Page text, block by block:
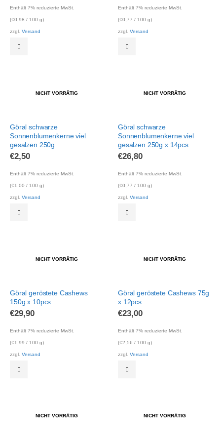
Enthält 7% reduzierte MwSt.
(€0,98 / 100 g)
zzgl. Versand
Enthält 7% reduzierte MwSt.
(€0,77 / 100 g)
zzgl. Versand
NICHT VORRÄTIG
Göral schwarze
Sonnenblumenkerne viel
gesalzen 250g
€2,50
Enthält 7% reduzierte MwSt.
(€1,00 / 100 g)
zzgl. Versand
NICHT VORRÄTIG
Göral schwarze
Sonnenblumenkerne viel
gesalzen 250g x 14pcs
€26,80
Enthält 7% reduzierte MwSt.
(€0,77 / 100 g)
zzgl. Versand
NICHT VORRÄTIG
Göral geröstete Cashews
150g x 10pcs
€29,90
Enthält 7% reduzierte MwSt.
(€1,99 / 100 g)
zzgl. Versand
NICHT VORRÄTIG
Göral geröstete Cashews 75g
x 12pcs
€23,00
Enthält 7% reduzierte MwSt.
(€2,56 / 100 g)
zzgl. Versand
NICHT VORRÄTIG NICHT VORRÄTIG